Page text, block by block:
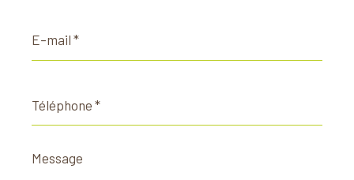
mail
*
*
Message
*